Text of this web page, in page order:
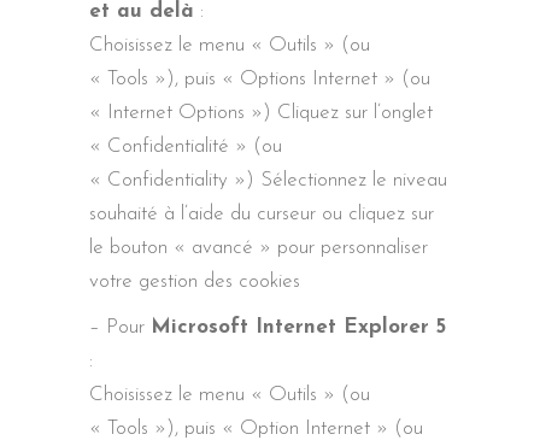
et au delà :
Choisissez le menu « Outils » (ou
« Tools »), puis « Options Internet » (ou
« Internet Options ») Cliquez sur l’onglet
« Confidentialité » (ou
« Confidentiality ») Sélectionnez le niveau
souhaité à l’aide du curseur ou cliquez sur
le bouton « avancé » pour personnaliser
votre gestion des cookies
– Pour Microsoft Internet Explorer 5
:
Choisissez le menu « Outils » (ou
« Tools »), puis « Option Internet » (ou